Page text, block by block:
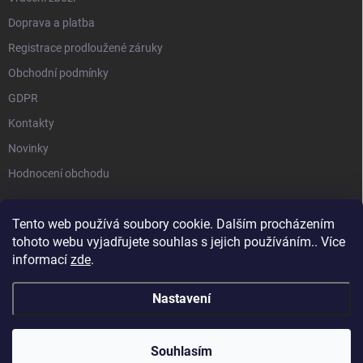
Tento web používá soubory cookie. Dalším procházením
tohoto webu vyjadřujete souhlas s jejich používáním.. Více
informací zde.
Nastavení
Souhlasím
Doprava a platba
Registrace prodloužené záruky
Obchodní podmínky
GDPR
Kontakty
Novinky
Hodnocení obchodu
STIHL | STIHL TIMBERSPORTS |
SEGWAY NAVIMOW |
MAMMOTION
Akční zahrada ToolTrade Group